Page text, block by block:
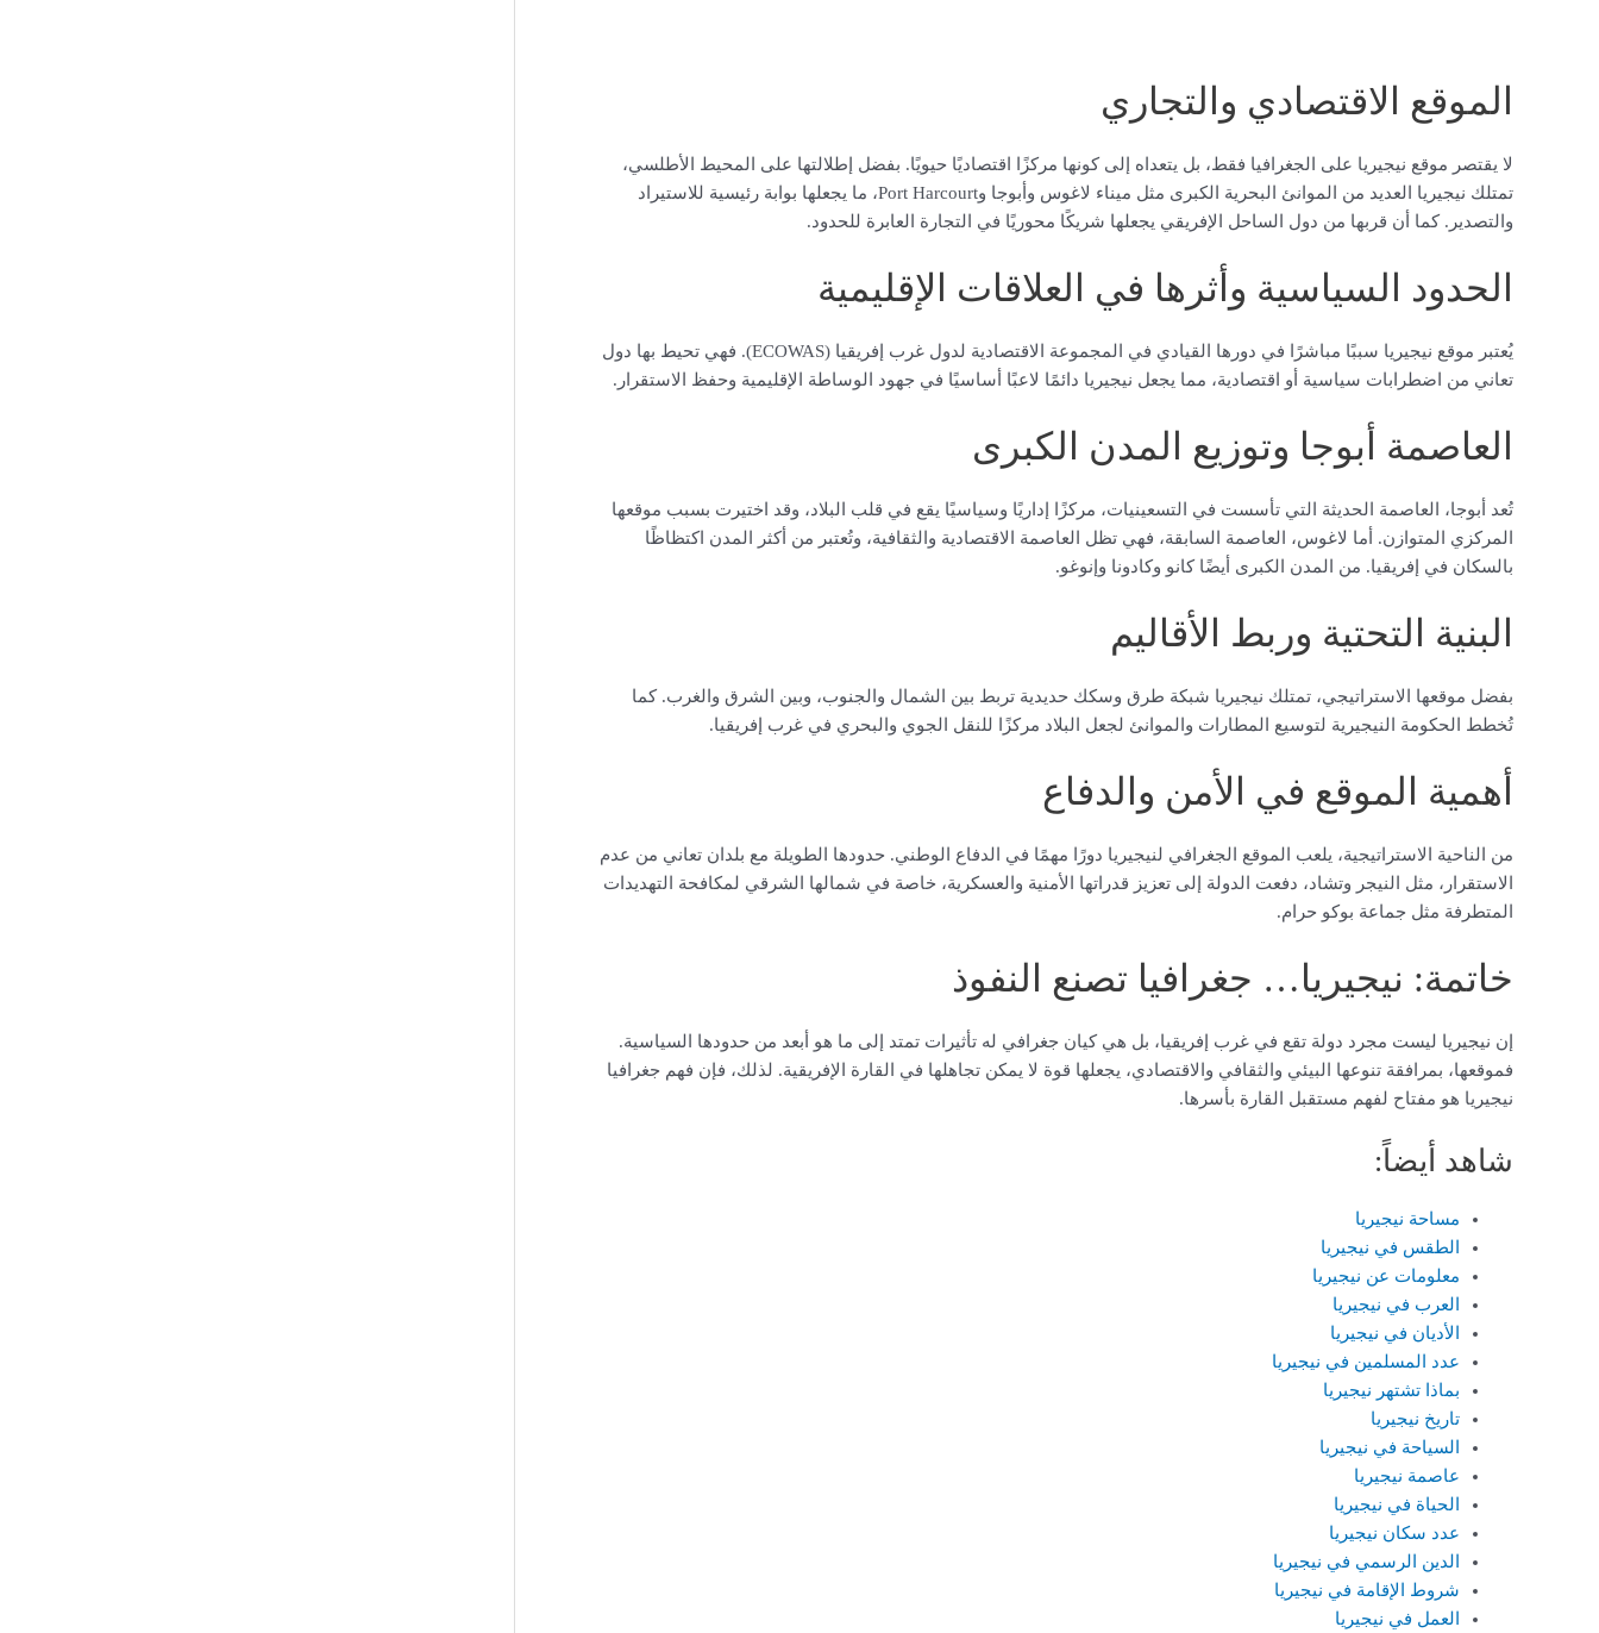
الموقع الاقتصادي والتجاري
لا يقتصر موقع نيجيريا على الجغرافيا فقط، بل يتعداه إلى كونها مركزًا اقتصاديًا حيويًا. بفضل إطلالتها على المحيط الأطلسي،
تمتلك نيجيريا العديد من الموانئ البحرية الكبرى مثل ميناء لاغوس وأبوجا وPort Harcourt، ما يجعلها بوابة رئيسية للاستيراد
والتصدير. كما أن قربها من دول الساحل الإفريقي يجعلها شريكًا محوريًا في التجارة العابرة للحدود.
الحدود السياسية وأثرها في العلاقات الإقليمية
يُعتبر موقع نيجيريا سببًا مباشرًا في دورها القيادي في المجموعة الاقتصادية لدول غرب إفريقيا (ECOWAS). فهي تحيط بها دول
تعاني من اضطرابات سياسية أو اقتصادية، مما يجعل نيجيريا دائمًا لاعبًا أساسيًا في جهود الوساطة الإقليمية وحفظ الاستقرار.
العاصمة أبوجا وتوزيع المدن الكبرى
تُعد أبوجا، العاصمة الحديثة التي تأسست في التسعينيات، مركزًا إداريًا وسياسيًا يقع في قلب البلاد، وقد اختيرت بسبب موقعها
المركزي المتوازن. أما لاغوس، العاصمة السابقة، فهي تظل العاصمة الاقتصادية والثقافية، وتُعتبر من أكثر المدن اكتظاظًا
بالسكان في إفريقيا. من المدن الكبرى أيضًا كانو وكادونا وإنوغو.
البنية التحتية وربط الأقاليم
بفضل موقعها الاستراتيجي، تمتلك نيجيريا شبكة طرق وسكك حديدية تربط بين الشمال والجنوب، وبين الشرق والغرب. كما
تُخطط الحكومة النيجيرية لتوسيع المطارات والموانئ لجعل البلاد مركزًا للنقل الجوي والبحري في غرب إفريقيا.
أهمية الموقع في الأمن والدفاع
من الناحية الاستراتيجية، يلعب الموقع الجغرافي لنيجيريا دورًا مهمًا في الدفاع الوطني. حدودها الطويلة مع بلدان تعاني من عدم
الاستقرار، مثل النيجر وتشاد، دفعت الدولة إلى تعزيز قدراتها الأمنية والعسكرية، خاصة في شمالها الشرقي لمكافحة التهديدات
المتطرفة مثل جماعة بوكو حرام.
خاتمة: نيجيريا… جغرافيا تصنع النفوذ
إن نيجيريا ليست مجرد دولة تقع في غرب إفريقيا، بل هي كيان جغرافي له تأثيرات تمتد إلى ما هو أبعد من حدودها السياسية.
فموقعها، بمرافقة تنوعها البيئي والثقافي والاقتصادي، يجعلها قوة لا يمكن تجاهلها في القارة الإفريقية. لذلك، فإن فهم جغرافيا
نيجيريا هو مفتاح لفهم مستقبل القارة بأسرها.
شاهد أيضاً:
مساحة نيجيريا
الطقس في نيجيريا
معلومات عن نيجيريا
العرب في نيجيريا
الأديان في نيجيريا
عدد المسلمين في نيجيريا
بماذا تشتهر نيجيريا
تاريخ نيجيريا
السياحة في نيجيريا
عاصمة نيجيريا
الحياة في نيجيريا
عدد سكان نيجيريا
الدين الرسمي في نيجيريا
شروط الإقامة في نيجيريا
العمل في نيجيريا